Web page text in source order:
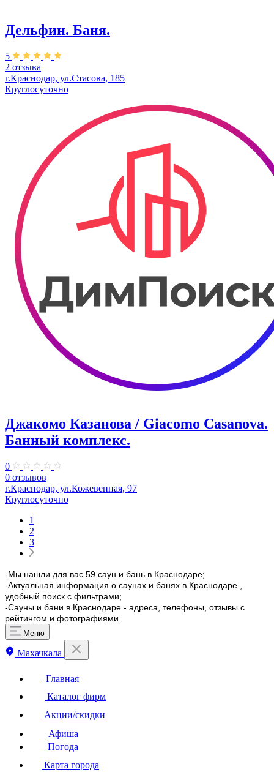
Дельфин. Баня.
5
2 отзыва
г.Краснодар, ул.Стасова, 185
Круглосуточно
Джакомо Казанова / Giacomo Casanova.
Банный комплекс.
0
0 отзывов
г.Краснодар, ул.Кожевенная, 97
Круглосуточно
1
2
3
-Мы нашли для вас 59 саун и бань в Краснодаре;
-Актуальная информация о саунах и банях в Краснодаре ,
удобный поиск с фильтрами;
-Сауны и бани в Краснодаре - адреса, телефоны, отзывы с
рейтингом и фотографиями.
Меню
Махачкала
Главная
Каталог фирм
Акции/скидки
Афиша
Погода
Карта города